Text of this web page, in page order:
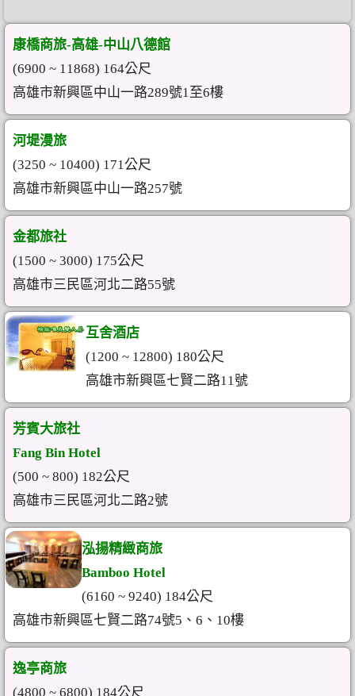
康橋商旅-高雄-中山八德館
(6900 ~ 11868) 164公尺
高雄市新興區中山一路289號1至6樓
河堤漫旅
(3250 ~ 10400) 171公尺
高雄市新興區中山一路257號
金都旅社
(1500 ~ 3000) 175公尺
高雄市三民區河北二路55號
互舍酒店
(1200 ~ 12800) 180公尺
高雄市新興區七賢二路11號
芳賓大旅社
Fang Bin Hotel
(500 ~ 800) 182公尺
高雄市三民區河北二路2號
泓揚精緻商旅
Bamboo Hotel
(6160 ~ 9240) 184公尺
高雄市新興區七賢二路74號5、6、10樓
逸亭商旅
(4800 ~ 6800) 184公尺